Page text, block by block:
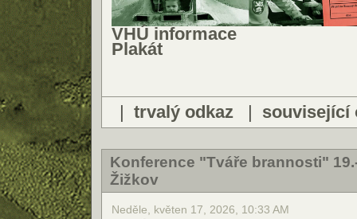
VHÚ informace
Plakát
| trvalý odkaz | související
Konference "Tváře brannosti"
Žižkov
Neděle, květen 17, 2026, 10:33 AM